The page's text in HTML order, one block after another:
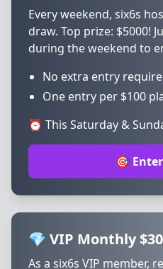
Every weekend, six6s
draw. Top prize: $5000!
during the weekend to
No extra entry
One entry per $100
⏰ This Saturday &
🎯
💎 VIP Monthly
As a six6s VIP member,